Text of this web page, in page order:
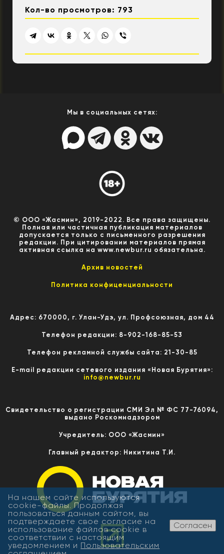
Кол-во просмотров: 793
Мы в социальных сетях:
© ООО «Жасмин», 2019-2022. Все права защищены.
Полная или частичная публикация материалов
допускается только с письменного разрешения
редакции. При цитировании материалов прямая
активная ссылка на www.newbur.ru обязательна.
Архив новостей
Политика конфиценциальности
Адрес: 670000, г. Улан-Удэ, ул. Профсоюзная, дом 44
Телефон редакции: 8-902-168-85-53
Телефон рекламной службы сайта: 21-30-85
E-mail редакции сетевого издания «Новая Бурятия»:
info@newbur.ru
Свидетельство о регистрации СМИ Эл № ФС 77-76094,
выдано Роскомнадзором
Учредитель: ООО «Жасмин»
Главный редактор: Никитина Т.И.
На нашем сайте используются
cookie-файлы. Продолжая
пользоваться данным сайтом, вы
подтверждаете свое согласие на
использование файлов cookie в
соответствии с настоящим
уведомлением и Пользовательским
Согласен